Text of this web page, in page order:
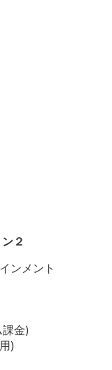
２
ンメント
課金)
)